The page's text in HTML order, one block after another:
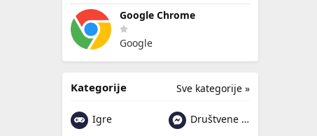
Google Chrome
Google
Sve kategorije »
Kategorije
Igre
Društvene mreže i poruke